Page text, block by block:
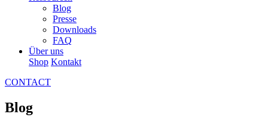
Blog
Presse
Downloads
FAQ
Über uns
Shop Kontakt
CONTACT
Blog